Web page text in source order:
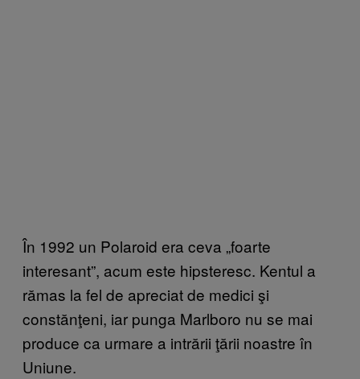
În 1992 un Polaroid era ceva „foarte
interesant”, acum este hipsteresc. Kentul a
rămas la fel de apreciat de medici şi
constănţeni, iar punga Marlboro nu se mai
produce ca urmare a intrării ţării noastre în
Uniune.